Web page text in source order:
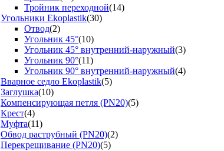
Тройник переходной(14)
Угольники Ekoplastik(30)
Отвод(2)
Угольник 45°(10)
Угольник 45° внутренний-наружный(3)
Угольник 90°(11)
Угольник 90° внутренний-наружный(4)
Вварное седло Ekoplastik(5)
Заглушка(10)
Компенсирующая петля (PN20)(5)
Крест(4)
Муфта(11)
Обвод раструбный (PN20)(2)
Перекрещивание (PN20)(5)